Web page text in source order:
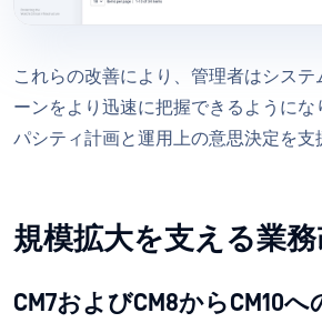
これらの改善により、管理者はシステ
ーンをより迅速に把握できるようにな
パシティ計画と運用上の意思決定を支
規模拡大を支える業
CM7およびCM8からCM10